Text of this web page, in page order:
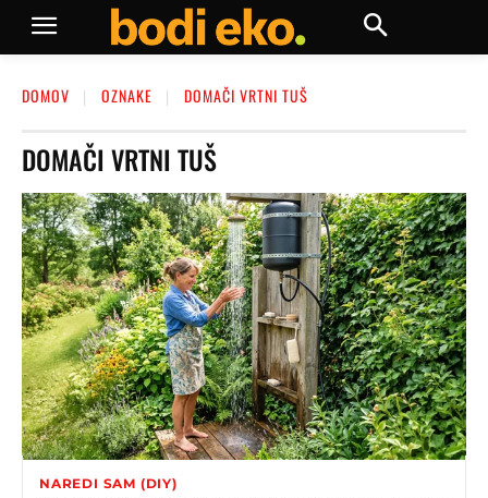
DOMOV OZNAKE DOMAČI VRTNI TUŠ
DOMAČI VRTNI TUŠ
NAREDI SAM (DIY)